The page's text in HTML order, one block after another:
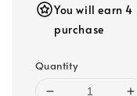
You will earn 4
purchase
Quantity